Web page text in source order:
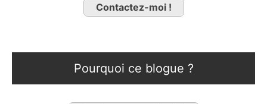
Contactez-moi !
Pourquoi ce blogue ?